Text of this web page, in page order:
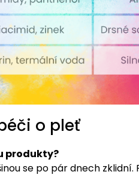
o pleť
produkty?
se po pár dnech zklidní.